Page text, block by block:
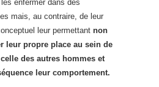
enfermer dans des
mais, au contraire, de leur
leur permettant non
leur propre place au sein de
des autres hommes et
leur comportement.